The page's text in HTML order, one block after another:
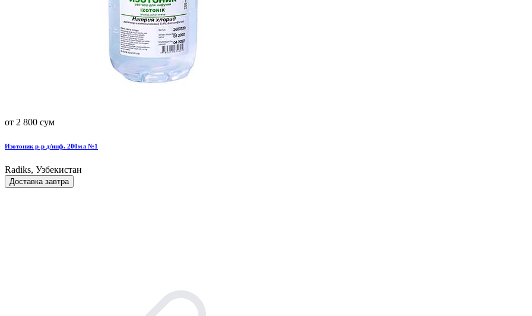
от 2 800 сум
Изотоник р-р д/инф. 200мл №1
Radiks, Узбекистан
Доставка завтра